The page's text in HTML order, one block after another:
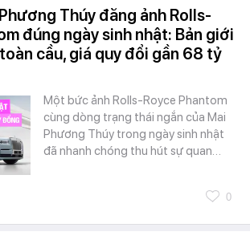
Thúy đăng ảnh Rolls-
đúng ngày sinh nhật: Bản giới
cầu, giá quy đổi gần 68 tỷ
Một bức ảnh Rolls-Royce Phantom
cùng dòng trạng thái ngắn của Mai
Phương Thúy trong ngày sinh nhật
đã nhanh chóng thu hút sự quan…
0